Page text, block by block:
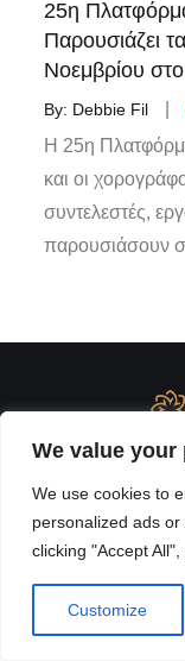
We value your
We use cookies to
personalized ads
clicking "Accept
Customize
25η
Παρουσιάζει
Νοεμβρίου
By: Debbie Fil
Η 25η
και οι
συντελεστές,
παρουσιάσουν